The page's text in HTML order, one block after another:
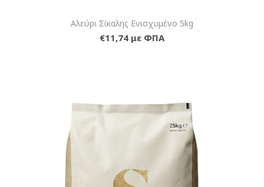
Αλεύρι Σίκαλης Ενισχυμένο 5kg
€11,74 με ΦΠΑ